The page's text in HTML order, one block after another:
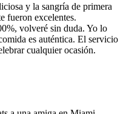
y la sangría de primera
fueron excelentes.
volveré sin duda. Yo lo
es auténtica. El servicio
cualquier ocasión.